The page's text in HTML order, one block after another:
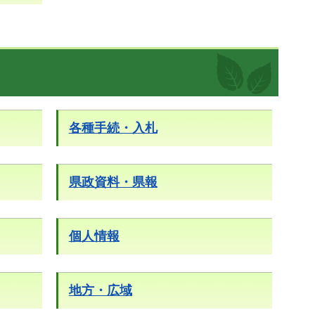
各種手続・入札
県政資料・県報
個人情報
地方・広域